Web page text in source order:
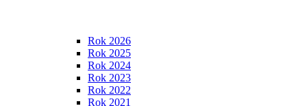
Rok 2026
Rok 2025
Rok 2024
Rok 2023
Rok 2022
Rok 2021